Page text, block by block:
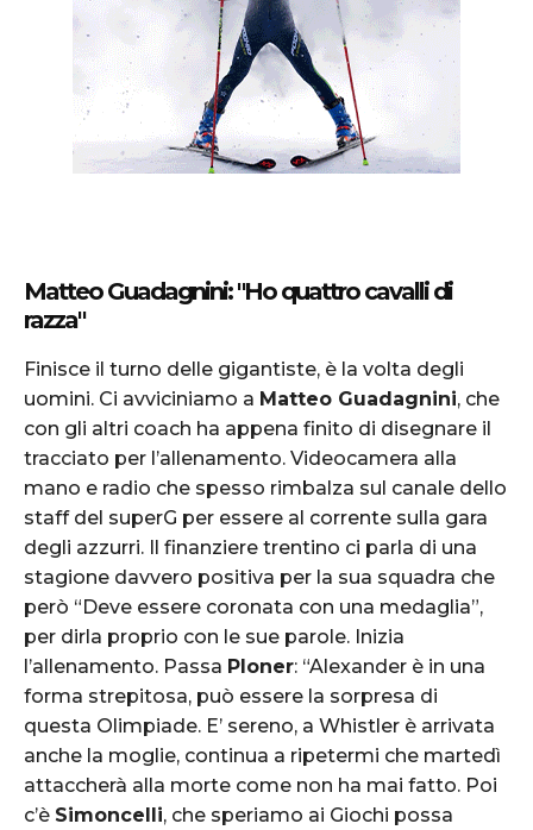
Matteo Guadagnini: "Ho quattro cavalli di
razza"
Finisce il turno delle gigantiste, è la volta degli
uomini. Ci avviciniamo a Matteo Guadagnini, che
con gli altri coach ha appena finito di disegnare il
tracciato per l’allenamento. Videocamera alla
mano e radio che spesso rimbalza sul canale dello
staff del superG per essere al corrente sulla gara
degli azzurri. Il finanziere trentino ci parla di una
stagione davvero positiva per la sua squadra che
però “Deve essere coronata con una medaglia”,
per dirla proprio con le sue parole. Inizia
l’allenamento. Passa Ploner: “Alexander è in una
forma strepitosa, può essere la sorpresa di
questa Olimpiade. E’ sereno, a Whistler è arrivata
anche la moglie, continua a ripetermi che martedì
attaccherà alla morte come non ha mai fatto. Poi
c’è Simoncelli, che speriamo ai Giochi possa